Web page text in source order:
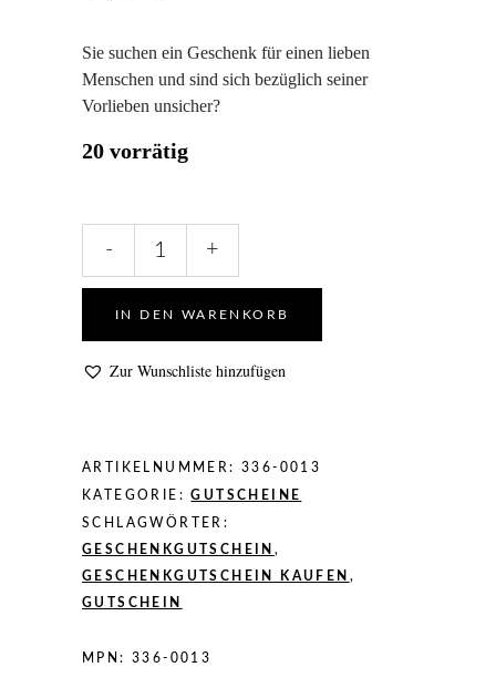
Sie suchen ein Geschenk für einen lieben
Menschen und sind sich bezüglich seiner
Vorlieben unsicher?
20 vorrätig
- +
IN DEN WARENKORB
Zur Wunschliste hinzufügen
ARTIKELNUMMER: 336-0013
KATEGORIE:GUTSCHEINE
SCHLAGWÖRTER:
GESCHENKGUTSCHEIN ,
GESCHENKGUTSCHEIN KAUFEN ,
GUTSCHEIN
MPN: 336-0013